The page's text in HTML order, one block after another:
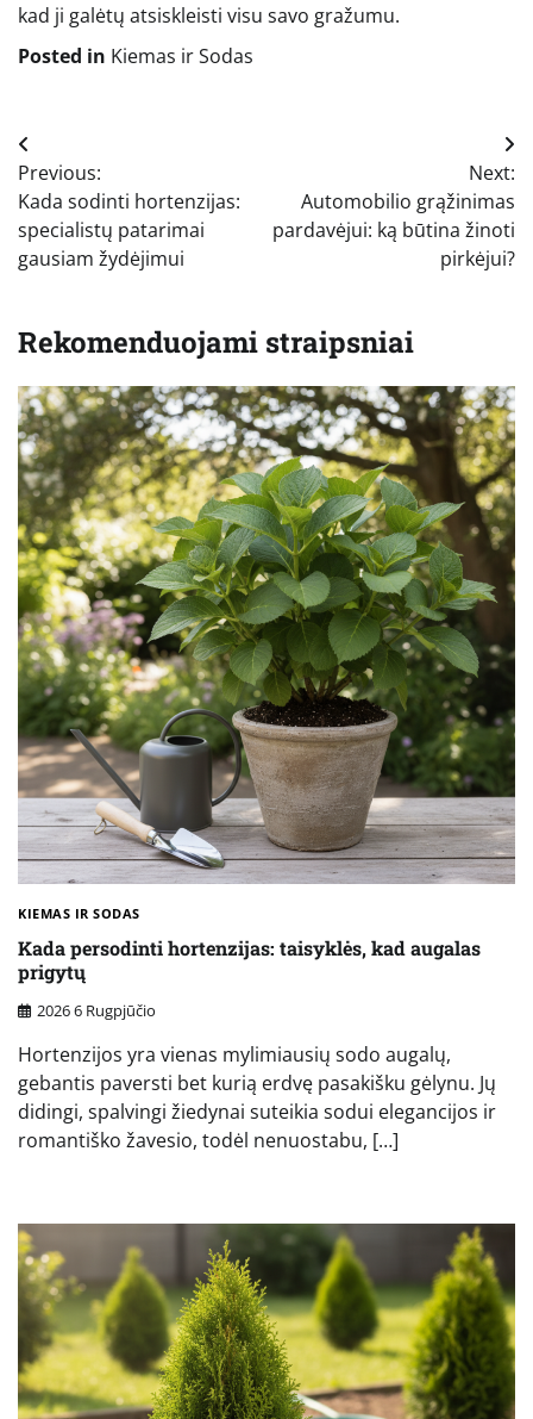
kad ji galėtų atsiskleisti visu savo gražumu.
Posted in Kiemas ir Sodas
Navigacija
tarp
įrašų
Previous:
Kada sodinti hortenzijas:
specialistų patarimai
gausiam žydėjimui
Next:
Automobilio grąžinimas
pardavėjui: ką būtina žinoti
pirkėjui?
Rekomenduojami straipsniai
KIEMAS IR SODAS
Kada persodinti hortenzijas: taisyklės, kad augalas
prigytų
2026 6 Rugpjūčio
Hortenzijos yra vienas mylimiausių sodo augalų,
gebantis paversti bet kurią erdvę pasakišku gėlynu. Jų
didingi, spalvingi žiedynai suteikia sodui elegancijos ir
romantiško žavesio, todėl nenuostabu, […]